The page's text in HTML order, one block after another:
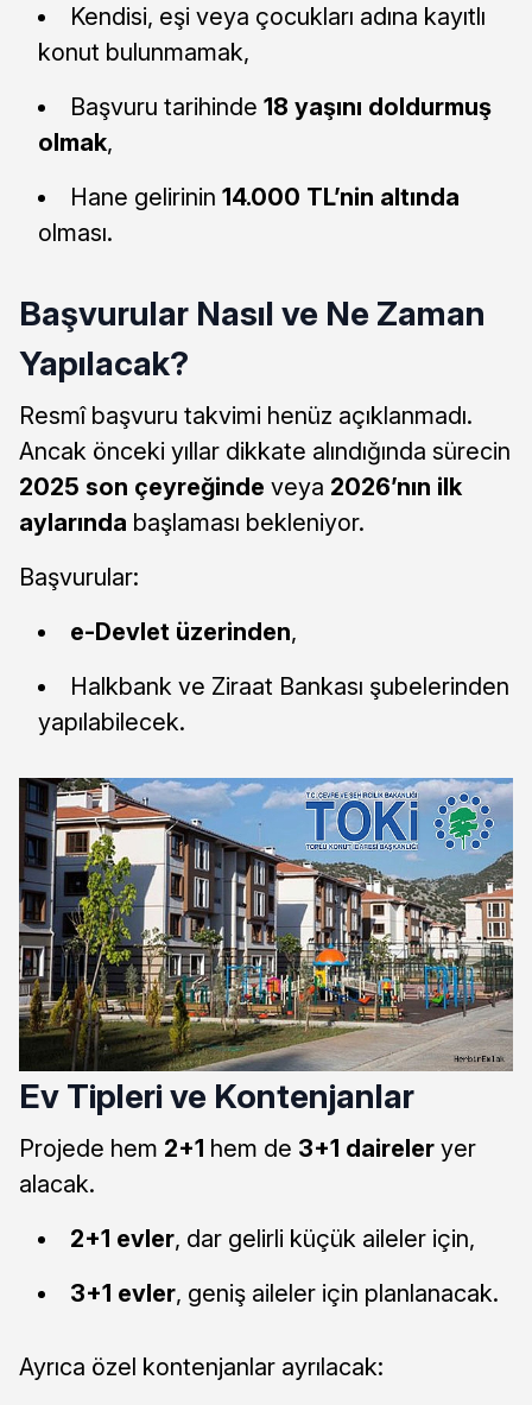
Kendisi, eşi veya çocukları adına kayıtlı
konut bulunmamak,
Başvuru tarihinde 18 yaşını doldurmuş
olmak,
Hane gelirinin 14.000 TL’nin altında
olması.
Başvurular Nasıl ve Ne Zaman
Yapılacak?
Resmî başvuru takvimi henüz açıklanmadı.
Ancak önceki yıllar dikkate alındığında sürecin
2025 son çeyreğinde veya 2026’nın ilk
aylarında başlaması bekleniyor.
Başvurular:
e-Devlet üzerinden,
Halkbank ve Ziraat Bankası şubelerinden
yapılabilecek.
Ev Tipleri ve Kontenjanlar
Projede hem 2+1 hem de 3+1 daireler yer
alacak.
2+1 evler, dar gelirli küçük aileler için,
3+1 evler, geniş aileler için planlanacak.
Ayrıca özel kontenjanlar ayrılacak: